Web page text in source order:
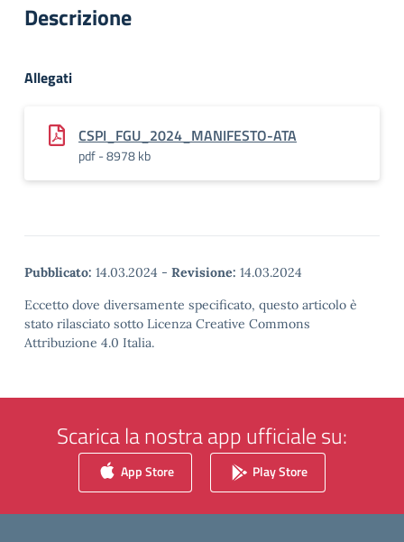
Descrizione
Allegati
CSPI_FGU_2024_MANIFESTO-ATA
pdf - 8978 kb
Pubblicato: 14.03.2024 - Revisione: 14.03.2024
Eccetto dove diversamente specificato, questo articolo è
stato rilasciato sotto Licenza Creative Commons
Attribuzione 4.0 Italia.
Scarica la nostra app ufficiale su:
App Store Play Store